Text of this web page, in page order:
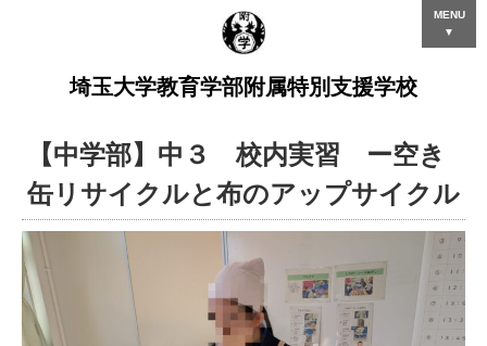
埼玉大学教育学部附属特別支援学校
MENU
▼
【中学部】中３ 校内実習 ー空き
缶リサイクルと布のアップサイクル